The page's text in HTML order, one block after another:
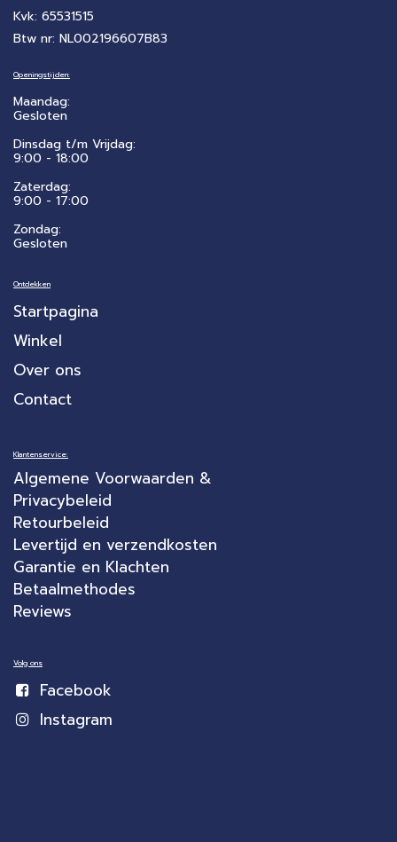
Kvk: 65531515
Btw nr: NL002196607B83
Openingstijden:
Maandag:
Gesloten
Dinsdag t/m Vrijdag:
9:00 - 18:00
Zaterdag:
​9:00 - 17:00
Zondag:
Gesloten
Ontdekken
Startpagina
Winkel
Over ons
Contact
Klantenservice:
Algemene Voorwaarden &
Privacybeleid
Retourbeleid
Levertijd en verzendkosten
Garantie en Klachten
Betaalmethodes
Reviews
Volg ons
Facebook
Instagram